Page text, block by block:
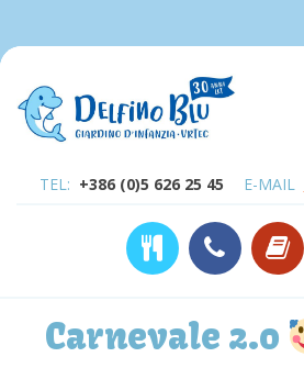
TEL: +386 (0)5 626 25 45 E-MAIL
Carnevale 2.0